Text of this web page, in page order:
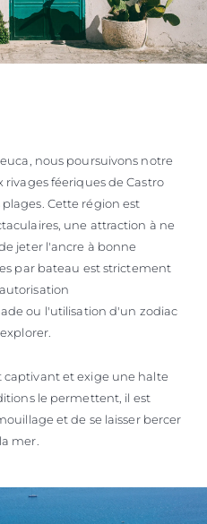
nous poursuivons notre
féeriques de Castro
Cette région est
une attraction à ne
jeter l'ancre à bonne
par bateau est strictement
ou l'utilisation d'un zodiac
et exige une halte
le permettent, il est
et de se laisser bercer
mer.